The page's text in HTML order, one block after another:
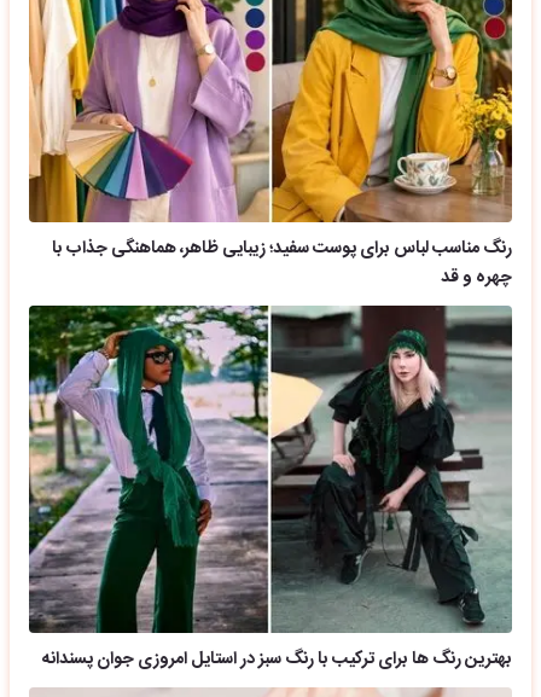
رنگ مناسب لباس برای پوست سفید؛ زیبایی ظاهر، هماهنگی جذاب با
چهره و قد
بهترین رنگ ها برای ترکیب با رنگ سبز در استایل امروزی جوان پسندانه